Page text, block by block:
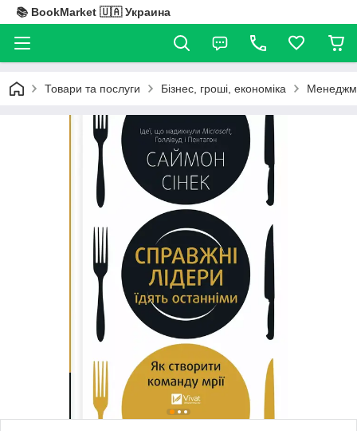
📚 BookMarket 🇺🇦 Украина
Товари та послуги Бізнес, гроші, економіка